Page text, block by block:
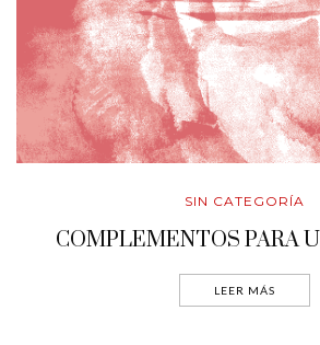
SIN CATEGORÍA
COMPLEMENTOS PARA
LEER MÁS